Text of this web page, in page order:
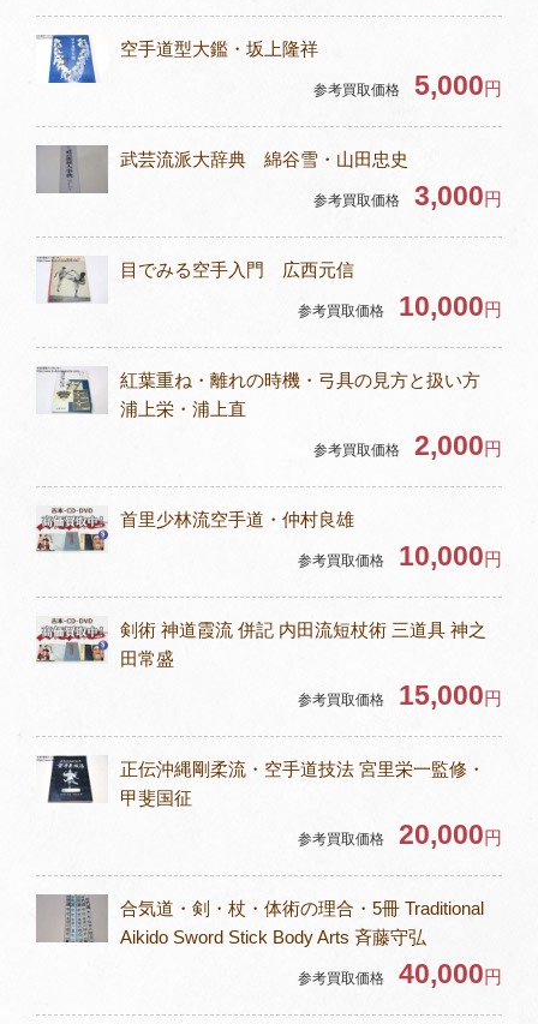
空手道型大鑑・坂上隆祥
参考買取価格 5,000円
武芸流派大辞典 綿谷雪・山田忠史
参考買取価格 3,000円
目でみる空手入門 広西元信
参考買取価格 10,000円
紅葉重ね・離れの時機・弓具の見方と扱い方
浦上栄・浦上直
参考買取価格 2,000円
首里少林流空手道・仲村良雄
参考買取価格 10,000円
剣術 神道霞流 併記 内田流短杖術 三道具 神之
田常盛
参考買取価格 15,000円
正伝沖縄剛柔流・空手道技法 宮里栄一監修・
甲斐国征
参考買取価格 20,000円
合気道・剣・杖・体術の理合・5冊 Traditional
Aikido Sword Stick Body Arts 斉藤守弘
参考買取価格 40,000円